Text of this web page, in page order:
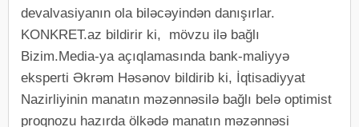
devalvasiyanın ola biləcəyindən danışırlar.
KONKRET.az bildirir ki, mövzu ilə bağlı
Bizim.Media-ya açıqlamasında bank-maliyyə
eksperti Əkrəm Həsənov bildirib ki, İqtisadiyyat
Nazirliyinin manatın məzənnəsilə bağlı belə optimist
proqnozu hazırda ölkədə manatın məzənnəsi